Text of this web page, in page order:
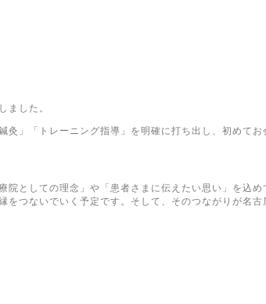
ました。
灸」「トレーニング指導」を明確に打ち出し、初めて
院としての理念」や「患者さまに伝えたい思い」を込
をつないでいく予定です。そして、そのつながりが名